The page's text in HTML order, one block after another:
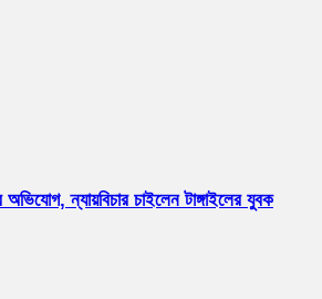
অভিযোগ, ন্যায়বিচার চাইলেন টাঙ্গাইলের যুবক